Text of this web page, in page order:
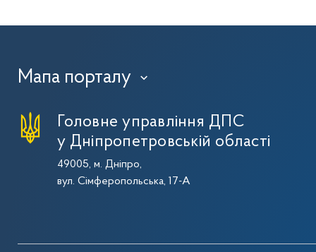
Мапа порталу ›
Головне управління ДПС
у Дніпропетровській області
49005, м. Дніпро,
вул. Сімферопольська, 17-А